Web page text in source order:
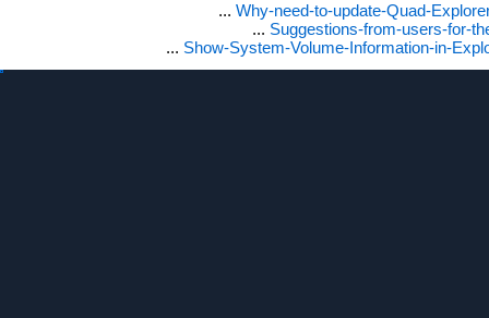
... Why-need-to-update-Quad-
... Suggestions-from-users-for-
... Show-System-Volume-Information-in-